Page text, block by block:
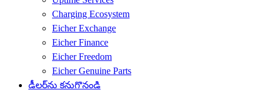
Charging Ecosystem
Eicher Exchange
Eicher Finance
Eicher Freedom
Eicher Genuine Parts
డీలర్‌ను కనుగొనండి